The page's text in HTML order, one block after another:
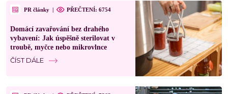
PR články | PŘEČTENÍ: 6754
Domácí zavařování bez drahého
vybavení: Jak úspěšně sterilovat v
troubě, myčce nebo mikrovlnce
ČÍST DÁLE